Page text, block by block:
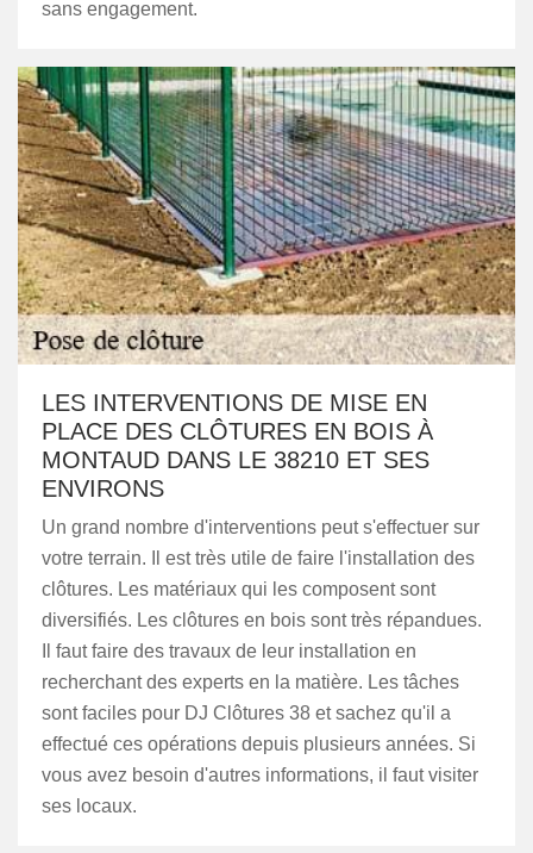
sans engagement.
LES INTERVENTIONS DE MISE EN
PLACE DES CLÔTURES EN BOIS À
MONTAUD DANS LE 38210 ET SES
ENVIRONS
Un grand nombre d'interventions peut s'effectuer sur
votre terrain. Il est très utile de faire l'installation des
clôtures. Les matériaux qui les composent sont
diversifiés. Les clôtures en bois sont très répandues.
Il faut faire des travaux de leur installation en
recherchant des experts en la matière. Les tâches
sont faciles pour DJ Clôtures 38 et sachez qu'il a
effectué ces opérations depuis plusieurs années. Si
vous avez besoin d'autres informations, il faut visiter
ses locaux.